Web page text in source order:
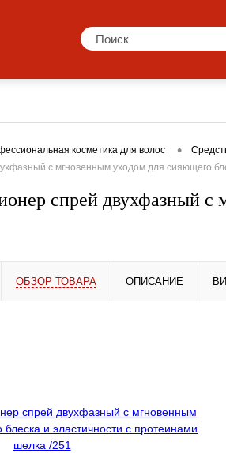
косметика для волос •
с мгновенным уходом для сияющего
спрей двухфазный с
ОБЗОР ТОВАРА ОПИСАНИЕ